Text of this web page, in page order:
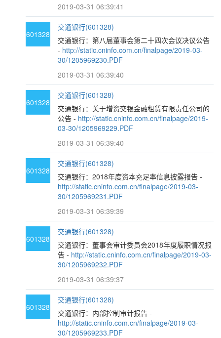
2019-03-31 06:39:41
601328
交通银行(601328)
交通银行：第八届董事会第二十四次会议决议公告
- http://static.cninfo.com.cn/finalpage/2019-03-
30/1205969230.PDF
2019-03-31 06:39:40
601328
交通银行(601328)
交通银行：关于增资交银金融租赁有限责任公司的
公告 - http://static.cninfo.com.cn/finalpage/2019-
03-30/1205969229.PDF
2019-03-31 06:39:40
601328
交通银行(601328)
交通银行：2018年度资本充足率信息披露报告 -
http://static.cninfo.com.cn/finalpage/2019-03-
30/1205969231.PDF
2019-03-31 06:39:39
601328
交通银行(601328)
交通银行：董事会审计委员会2018年度履职情况报
告 - http://static.cninfo.com.cn/finalpage/2019-03-
30/1205969232.PDF
2019-03-31 06:39:37
601328
交通银行(601328)
交通银行：内部控制审计报告 -
http://static.cninfo.com.cn/finalpage/2019-03-
30/1205969233.PDF